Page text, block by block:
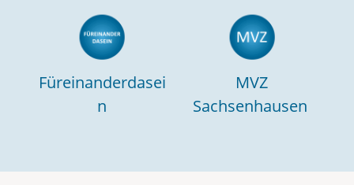
Füreinanderdasei
n
MVZ
Sachsenhausen